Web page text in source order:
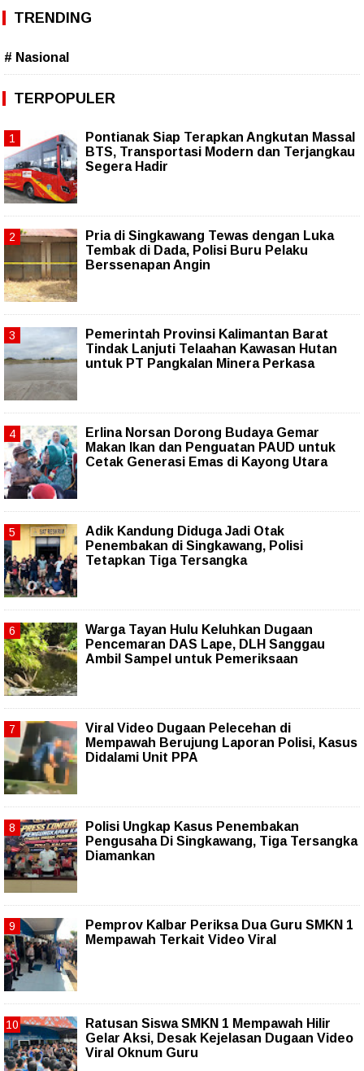
TRENDING
# Nasional
TERPOPULER
Pontianak Siap Terapkan Angkutan Massal
BTS, Transportasi Modern dan Terjangkau
Segera Hadir
Pria di Singkawang Tewas dengan Luka
Tembak di Dada, Polisi Buru Pelaku
Berssenapan Angin
Pemerintah Provinsi Kalimantan Barat
Tindak Lanjuti Telaahan Kawasan Hutan
untuk PT Pangkalan Minera Perkasa
Erlina Norsan Dorong Budaya Gemar
Makan Ikan dan Penguatan PAUD untuk
Cetak Generasi Emas di Kayong Utara
Adik Kandung Diduga Jadi Otak
Penembakan di Singkawang, Polisi
Tetapkan Tiga Tersangka
Warga Tayan Hulu Keluhkan Dugaan
Pencemaran DAS Lape, DLH Sanggau
Ambil Sampel untuk Pemeriksaan
Viral Video Dugaan Pelecehan di
Mempawah Berujung Laporan Polisi, Kasus
Didalami Unit PPA
Polisi Ungkap Kasus Penembakan
Pengusaha Di Singkawang, Tiga Tersangka
Diamankan
Pemprov Kalbar Periksa Dua Guru SMKN 1
Mempawah Terkait Video Viral
Ratusan Siswa SMKN 1 Mempawah Hilir
Gelar Aksi, Desak Kejelasan Dugaan Video
Viral Oknum Guru